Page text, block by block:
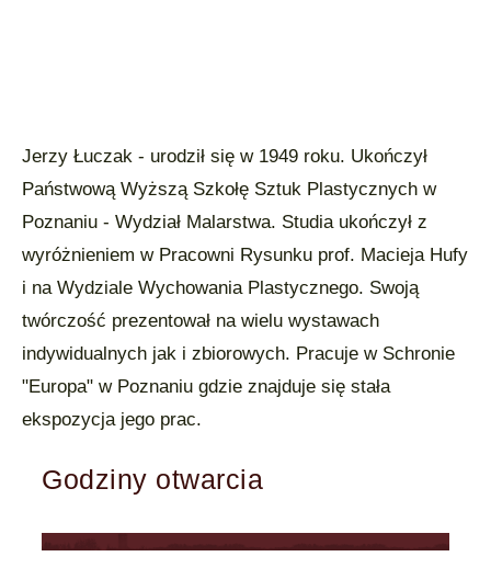
Jerzy Łuczak - urodził się w 1949 roku. Ukończył
Państwową Wyższą Szkołę Sztuk Plastycznych w
Poznaniu - Wydział Malarstwa. Studia ukończył z
wyróżnieniem w Pracowni Rysunku prof. Macieja Hufy
i na Wydziale Wychowania Plastycznego. Swoją
twórczość prezentował na wielu wystawach
indywidualnych jak i zbiorowych. Pracuje w Schronie
"Europa" w Poznaniu gdzie znajduje się stała
ekspozycja jego prac.
Godziny otwarcia